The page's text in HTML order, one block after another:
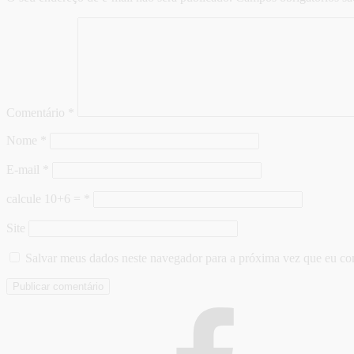
Comentário
Nome
E-mail
calcule 10+6 =
Site
Salvar meus dados neste navegador para a próxima vez que eu